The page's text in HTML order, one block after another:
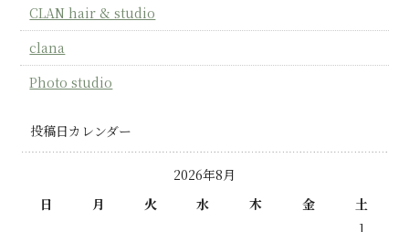
CLAN hair & studio
clana
Photo studio
投稿日カレンダー
2026年8月
日
月 火 水 木 金
土
1